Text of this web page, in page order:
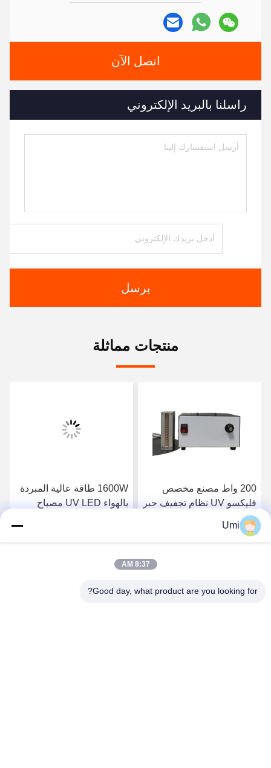
اتصل الآن
راسلنا بالبريد الإلكتروني
يرسل
منتجات مماثلة
200 واط مصنع مخصص
فليكسو UV نظام تجفيف حبر
فوق البنفسجية 395nm
احصل على افضل سعر
1600W طاقة عالية المبردة
بالهواء UV LED مصباح
للتعرض للطباعة الشاشة
احصل على افضل سعر
Umi
8:37 AM
Good day, what product are you looking for?